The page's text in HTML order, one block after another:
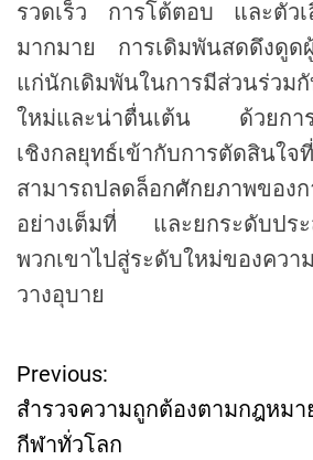
รวดเร็ว การโต้ตอบ และตัว
มากมาย การเดิมพันสดดึงดูด
แก่นักเดิมพันในการมีส่วนร่วม
ใหม่และน่าตื่นเต้น ด้วยการ
เชิงกลยุทธ์เข้ากับการตัดสินใ
สามารถปลดล็อกศักยภาพของ
อย่างเต็มที่ และยกระดับปร
พวกเขาไปสู่ระดับใหม่ของควา
วางอุบาย
P
o
Previous:
สำรวจความถูกต้องตามกฎหม
กีฬาทั่วโลก